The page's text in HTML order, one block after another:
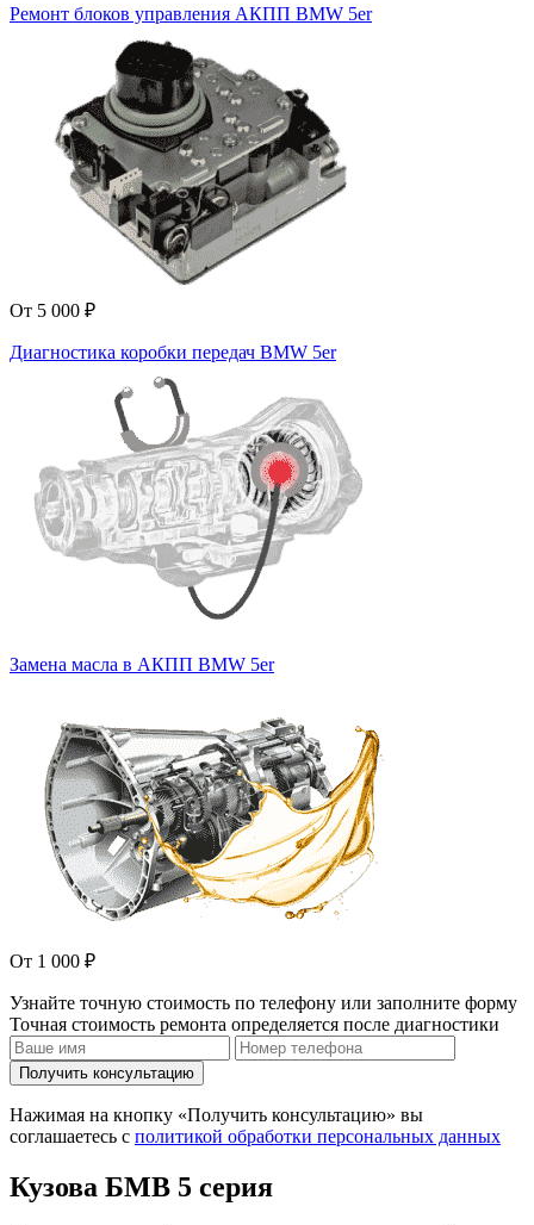
Ремонт блоков управления АКПП BMW 5er
От 5 000 ₽
Диагностика коробки передач BMW 5er
Замена масла в АКПП BMW 5er
От 1 000 ₽
Узнайте точную стоимость по телефону или заполните форму
Точная стоимость ремонта определяется после диагностики
Получить консультацию
Нажимая на кнопку «Получить консультацию» вы
соглашаетесь с политикой обработки персональных данных
Кузова БМВ 5 серия